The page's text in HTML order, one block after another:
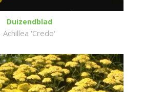
Duizendblad
Achillea 'Credo'